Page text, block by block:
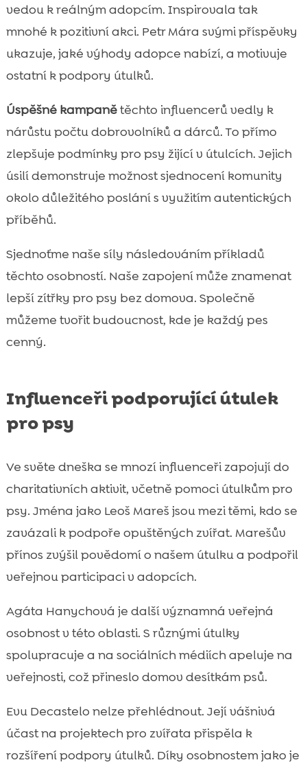
vedou k reálným adopcím. Inspirovala tak
mnohé k pozitivní akci. Petr Mára svými příspěvky
ukazuje, jaké výhody adopce nabízí, a motivuje
ostatní k podpory útulků.
Úspěšné kampanětěchto influencerů vedly k
nárůstu počtu dobrovolníků a dárců. To přímo
zlepšuje podmínky pro psy žijící v útulcích. Jejich
úsilí demonstruje možnost sjednocení komunity
okolo důležitého poslání s využitím autentických
příběhů.
Sjednoťme naše síly následováním příkladů
těchto osobností. Naše zapojení může znamenat
lepší zítřky pro psy bez domova. Společně
můžeme tvořit budoucnost, kde je každý pes
cenný.
Influenceři podporující útulek
pro psy
Ve světe dneška se mnozí influenceři zapojují do
charitativních aktivit, včetně pomoci útulkům pro
psy. Jména jako Leoš Mareš jsou mezi těmi, kdo se
zavázali k podpoře opuštěných zvířat. Marešův
přínos zvýšil povědomí o našem útulku a podpořil
veřejnou participaci v adopcích.
Agáta Hanychová je další významná veřejná
osobnost v této oblasti. S různými útulky
spolupracuje a na sociálních médiích apeluje na
veřejnosti, což přineslo domov desítkám psů.
Evu Decastelo nelze přehlédnout. Její vášnivá
účast na projektech pro zvířata přispěla k
rozšíření podpory útulků. Díky osobnostem jako je